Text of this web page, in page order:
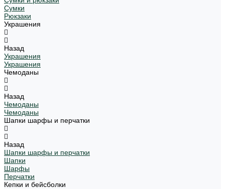
Сумки
Рюкзаки
Украшения
Назад
Украшения
Украшения
Чемоданы
Назад
Чемоданы
Чемоданы
Шапки шарфы и перчатки
Назад
Шапки шарфы и перчатки
Шапки
Шарфы
Перчатки
Кепки и бейсболки